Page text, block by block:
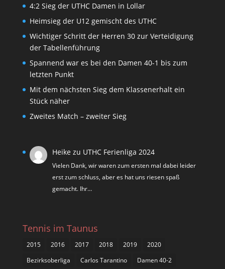
4:2 Sieg der UTHC Damen in Lollar
Heimsieg der U12 gemischt des UTHC
Wichtiger Schritt der Herren 30 zur Verteidigung
der Tabellenführung
Spannend war es bei den Damen 40-1 bis zum
letzten Punkt
Mit dem nächsten Sieg dem Klassenerhalt ein
Stück näher
Zweites Match – zweiter Sieg
Heike zu UTHC Ferienliga 2024
Vielen Dank, wir waren zum ersten mal dabei leider
erst zum schluss, aber es hat uns riesen spaß
gemacht. Ihr…
Tennis im Taunus
2015 2016 2017 2018 2019
2020
Bezirksoberliga
Carlos Tarantino
Damen 40-2